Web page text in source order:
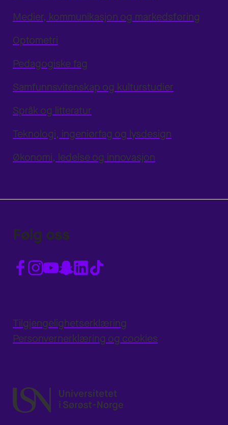
Medier, kommunikasjon og markedsføring
Optometri
Pedagogiske fag
Samfunnsvitenskap og kulturstudier
Språk og litteratur
Teknologi, ingeniørfag og lysdesign
Økonomi, ledelse og innovasjon
Følg oss
Tilgjengelighetserklæring
Personvernerklæring og cookies